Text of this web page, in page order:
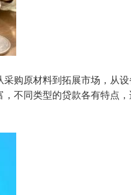
购原材料到拓展市场，从
不同类型的贷款各有特点